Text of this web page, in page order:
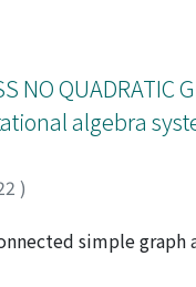
NO QUADRATIC
algebra
)
simple graph
that I_{G} is